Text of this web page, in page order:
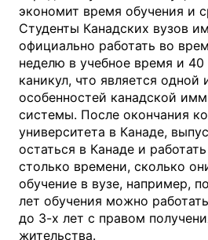
экономит время обучения и
Студенты Канадских вузов
официально работать во
неделю в учебное время и
каникул, что является одной
особенностей канадской
системы. После окончания
университета в Канаде,
остаться в Канаде и
столько времени, сколько
обучение в вузе, например,
лет обучения можно
до 3-х лет с правом
жительства.